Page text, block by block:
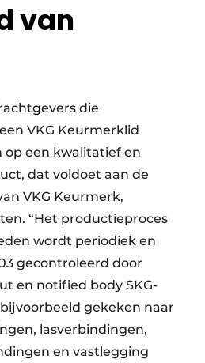
van
die
VKG Keurmerklid
een kwalitatief en
dat voldoet aan de
VKG Keurmerk,
“Het productieproces
wordt periodiek en
gecontroleerd door
en notified body SKG-
gekeken naar
lasverbindingen,
en vastlegging